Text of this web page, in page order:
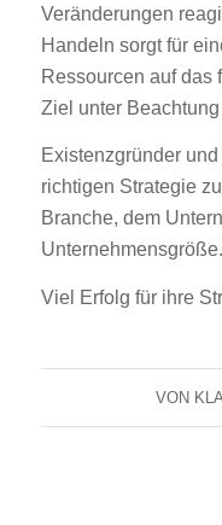
Veränderungen
Handeln sorgt für
Ressourcen auf das
Ziel unter
Existenzgründer
richtigen Strategie
Branche, dem
Unternehmensgröße.
Viel Erfolg für ihre
VON